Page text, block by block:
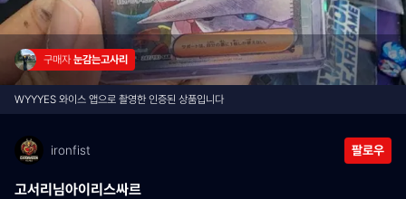
구매자 눈감는고사리
WYYYES 와이스 앱으로 촬영한 인증된 상품입니다
ironfist 팔로우
고서리님아이리스싸르